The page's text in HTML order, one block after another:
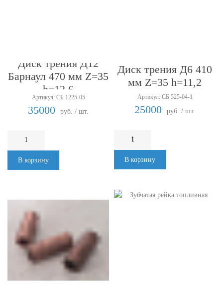
Диск трения Д12
Барнаул 470 мм Z=35
h=12,6
Артикул: СБ 1225-05
35000 руб. / шт.
В корзину
Диск трения Д6 410
мм Z=35 h=11,2
Артикул: СБ 525-04-1
25000 руб. / шт.
В корзину